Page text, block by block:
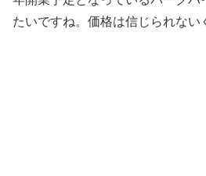
たいですね。価格は信じられない